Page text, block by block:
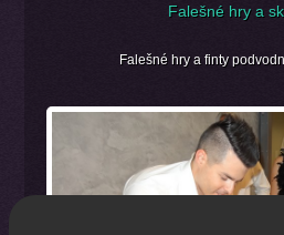
Falešné hry a
Falešné hry a finty